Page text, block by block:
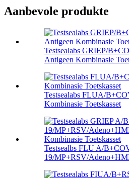
Aanbevole produkte
Testsealabs GRIEP/
Antigeen Kombinasie
Testsealabs FLUA/
Kombinasie Toetskasset
Testsealbs FLU A/
19/MP+RSV/